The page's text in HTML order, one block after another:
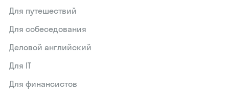
Для путешествий
Для собеседования
Деловой английский
Для IT
Для финансистов